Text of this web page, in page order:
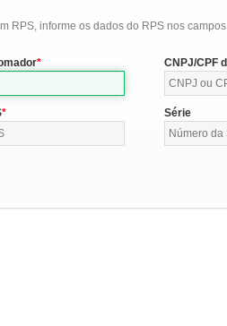
RPS, informe os dados do RPS nos
CNPJ/CPF
Série